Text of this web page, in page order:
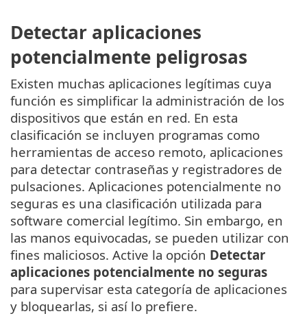
Detectar aplicaciones
potencialmente peligrosas
Existen muchas aplicaciones legítimas cuya
función es simplificar la administración de los
dispositivos que están en red. En esta
clasificación se incluyen programas como
herramientas de acceso remoto, aplicaciones
para detectar contraseñas y registradores de
pulsaciones. Aplicaciones potencialmente no
seguras es una clasificación utilizada para
software comercial legítimo. Sin embargo, en
las manos equivocadas, se pueden utilizar con
fines maliciosos. Active la opción Detectar
aplicaciones potencialmente no seguras
para supervisar esta categoría de aplicaciones
y bloquearlas, si así lo prefiere.